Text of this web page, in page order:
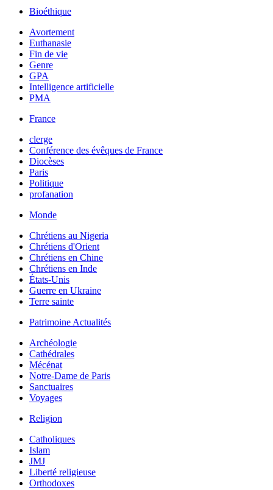
Bioéthique
Avortement
Euthanasie
Fin de vie
Genre
GPA
Intelligence artificielle
PMA
France
clerge
Conférence des évêques de France
Diocèses
Paris
Politique
profanation
Monde
Chrétiens au Nigeria
Chrétiens d'Orient
Chrétiens en Chine
Chrétiens en Inde
États-Unis
Guerre en Ukraine
Terre sainte
Patrimoine Actualités
Archéologie
Cathédrales
Mécénat
Notre-Dame de Paris
Sanctuaires
Voyages
Religion
Catholiques
Islam
JMJ
Liberté religieuse
Orthodoxes